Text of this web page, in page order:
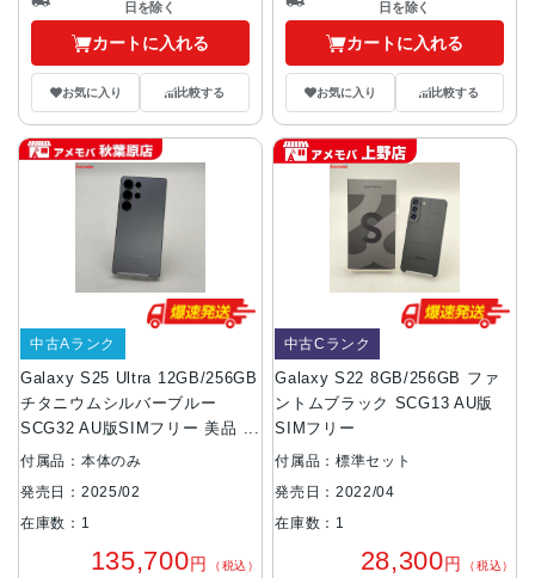
日を除く
カートに入れる
お気に入り 比較する
日を除く
カートに入れる
お気に入り 比較する
Galaxy S25 Ultra 12GB/256GB
チタニウムシルバーブルー
SCG32 AU版SIMフリー 美品
au
中古Aランク
付属品：本体のみ
発売日：2025/02
在庫数：1
135,700円 （税込）
Galaxy S22 8GB/256GB ファ
ントムブラック SCG13 AU版
SIMフリー
中古Cランク
付属品：標準セット
発売日：2022/04
在庫数：1
28,300円 （税込）